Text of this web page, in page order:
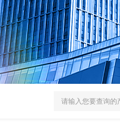
5-300N.m的扭矩扳手检定仪 机械扳